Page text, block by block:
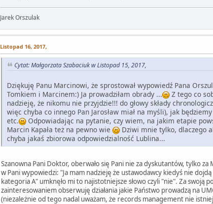
Jarek Orszulak
Listopad 16, 2017,
Cytat: Małgorzata Szabaciuk w Listopad 15, 2017,
Dziękuję Panu Marcinowi, że sprostował wypowiedź Pana
Tomkiem i Marcinem:) Ja prowadziłam obrady ...
Z tego co
nadzieję, że nikomu nie przyjdzie!!! do głowy składy
więc chyba co innego Pan Jarosław miał na myśli), jak
etc.
Odpowiadając na pytanie, czy wiem, na jakim etapie
Marcin Kapała też na pewno wie
Dziwi mnie tylko, dlaczego
chyba jakaś zbiorowa odpowiedzialność Lublina...
Szanowna Pani Doktor, oberwało się Pani nie za dyskutantów, tylko
w Pani wypowiedzi: "Ja mam nadzieję że ustawodawcy kiedyś nie
kategoria A" umknęło mi to najistotniejsze słowo czyli "nie". Za swoją
zainteresowaniem obserwuję działania jakie Państwo prowadzą na
(niezależnie od tego nadal uważam, że records management nie